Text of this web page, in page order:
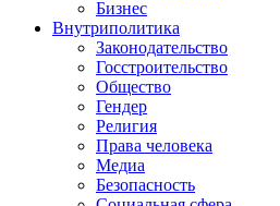
Бизнес
Внутриполитика
Законодательство
Госстроительство
Общество
Гендер
Религия
Права человека
Медиа
Безопасность